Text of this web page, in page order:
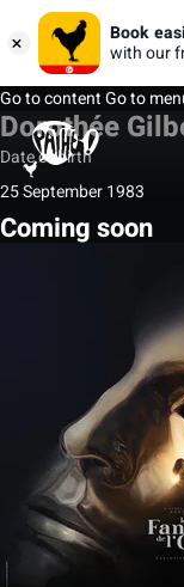
Book
with our
Go to contentGo to
Dorothée
Date of birth
25 September 1983
Coming soon